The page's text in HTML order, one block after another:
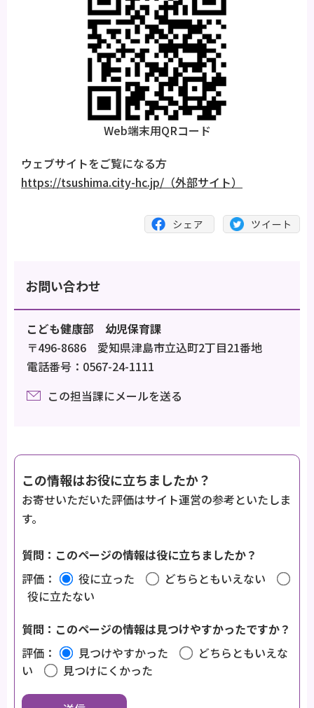
Web端末用QRコード
ウェブサイトをご覧になる方
https://tsushima.city-hc.jp/（外部サイト）
お問い合わせ
こども健康部 幼児保育課
〒496-8686 愛知県津島市立込町2丁目21番地
電話番号：0567-24-1111
この担当課にメールを送る
この情報はお役に立ちましたか？
お寄せいただいた評価はサイト運営の参考といたしま
す。
質問：このページの情報は役に立ちましたか？
評価：
役に立った
どちらともいえない
役に立たない
質問：このページの情報は見つけやすかったですか？
評価：
見つけやすかった
どちらともいえな
い
見つけにくかった